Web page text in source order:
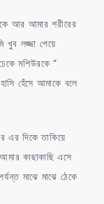
আর আমার শরীরের
খুব লজ্জা পেয়ে
মশিউরকে ”
হেঁসে আমাকে বলে
দিকে তাকিয়ে
কাছাকাছি এসে
মাঝে মাঝে ঠেকে